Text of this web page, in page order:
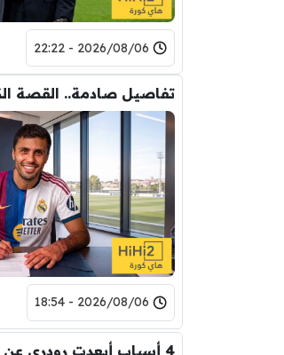
2026/08/06 - 22:22
2026/08/06 - 18:54